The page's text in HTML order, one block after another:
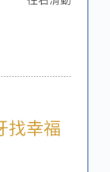
找幸福